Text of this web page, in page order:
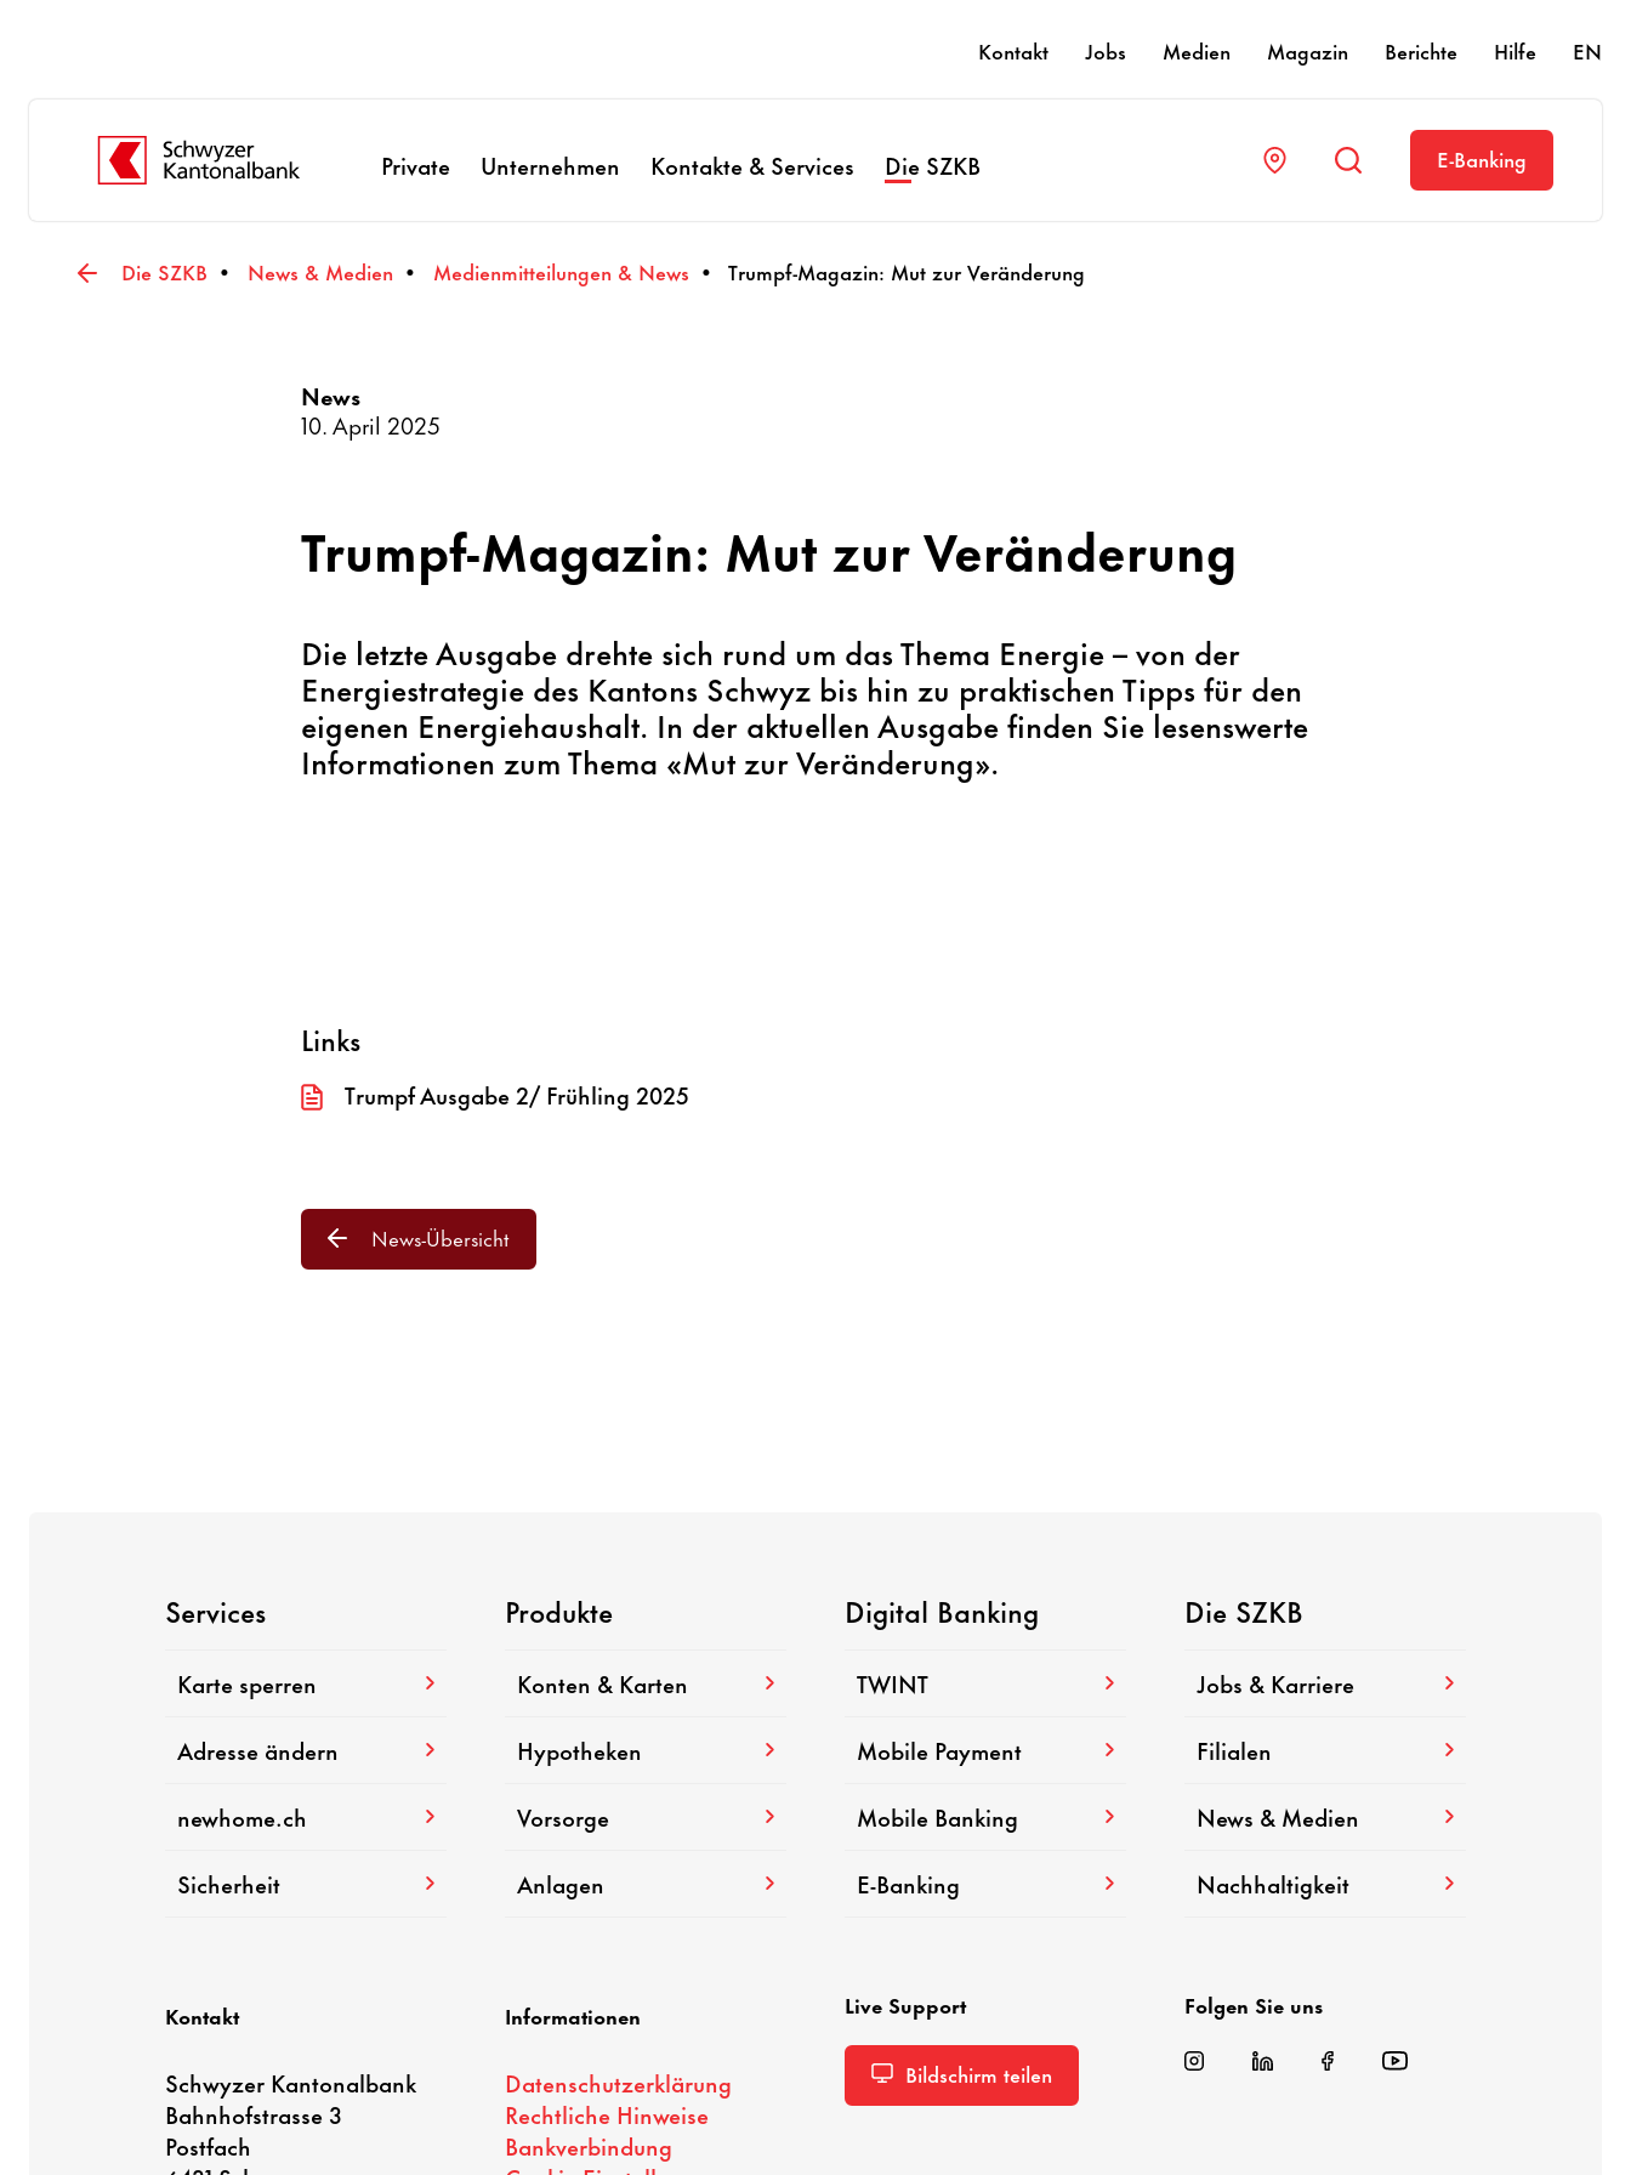
Kontakt Jobs Medien Magazin Berichte Hilfe EN
Private Unternehmen Kontakte & Services Die SZKB E-Banking
Die SZKB News & Medien Medienmitteilungen & News Trumpf-Magazin: Mut zur Veränderung
News
10. April 2025
Trumpf-Magazin: Mut zur Veränderung
Die letzte Ausgabe drehte sich rund um das Thema Energie – von der
Energiestrategie des Kantons Schwyz bis hin zu praktischen Tipps für den
eigenen Energiehaushalt. In der aktuellen Ausgabe finden Sie lesenswerte
Informationen zum Thema «Mut zur Veränderung».
Links
Trumpf Ausgabe 2/ Frühling 2025
News-Übersicht
Services
Karte sperren
Adresse ändern
newhome.ch
Sicherheit
Produkte
Konten & Karten
Hypotheken
Vorsorge
Anlagen
Digital Banking
TWINT
Mobile Payment
Mobile Banking
E-Banking
Die SZKB
Jobs & Karriere
Filialen
News & Medien
Nachhaltigkeit
Kontakt
Schwyzer Kantonalbank
Bahnhofstrasse 3
Postfach
Informationen
Datenschutzerklärung
Rechtliche Hinweise
Bankverbindung
Live Support
Bildschirm teilen
Folgen Sie uns